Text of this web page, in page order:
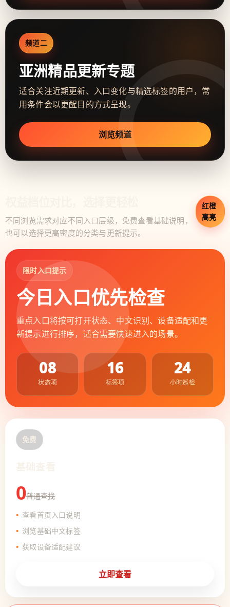
频道二
亚洲精品更新专题
适合关注近期更新、入口变化与精选标签的用户，常
用条件会以更醒目的方式呈现。
浏览频道
不同浏览需求对应不同入口层级，免费查看基础说明，
也可以选择更高密度的分类与更新提示。
红橙
高亮
限时入口提示
今日入口优先检查
重点入口将按可打开状态、中文识别、设备适配和更
新提示进行排序，适合需要快速进入的场景。
08
状态项
16
标签项
24
小时巡检
免费
0普通查找
查看首页入口说明
浏览基础中文标签
获取设备适配建议
立即查看